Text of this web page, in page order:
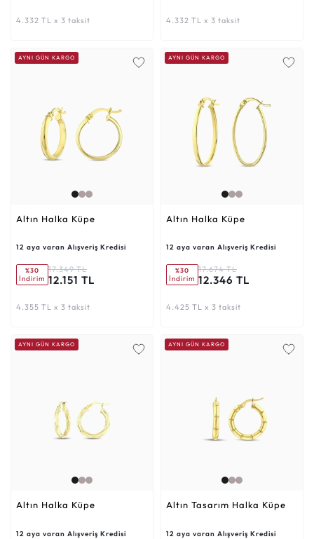
4.332 TL x 3 taksit 4.332 TL x 3 taksit
AYNI GÜN KARGO
Altın Halka Küpe
12 aya varan Alışveriş Kredisi
%30
İndirim
17.349 TL
12.151 TL
4.355 TL x 3 taksit
AYNI GÜN KARGO
Altın Halka Küpe
12 aya varan Alışveriş Kredisi
%30
İndirim
17.674 TL
12.346 TL
4.425 TL x 3 taksit
AYNI GÜN KARGO
Altın Halka Küpe
12 aya varan Alışveriş Kredisi
AYNI GÜN KARGO
Altın Tasarım Halka Küpe
12 aya varan Alışveriş Kredisi